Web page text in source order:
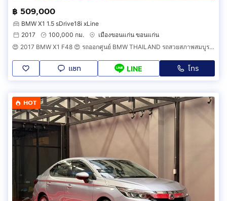
฿ 509,000
BMW X1 1.5 sDrive18i xLine
2017
100,000 กม.
เมืองขอนแก่น ขอนแก่น
😍 2017 BMW X1 F48 😍 รถออกศูนย์ BMW THAILAND รถสวยสภาพสมบูรณ์พร้อมใช้งาน รถวิ่งน้อย เข้าศูนย์ทุกระยะ รถไม่เคยมีอุบัติเหตุครับ
แชท LINE โทร
HOT